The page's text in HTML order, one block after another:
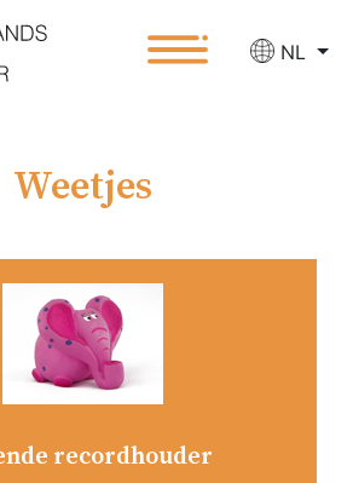
NL
Weetjes
recordhouder